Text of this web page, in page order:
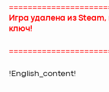
Игра удалена из Steam,
ключ!
!English_content!